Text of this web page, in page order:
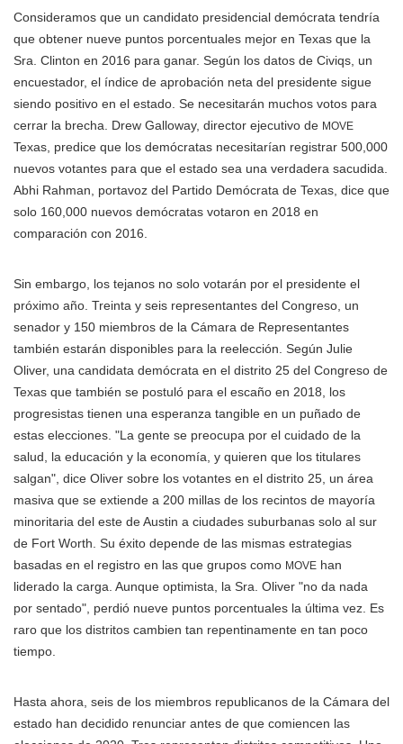
Consideramos que un candidato presidencial demócrata tendría
que obtener nueve puntos porcentuales mejor en Texas que la
Sra. Clinton en 2016 para ganar. Según los datos de Civiqs, un
encuestador, el índice de aprobación neta del presidente sigue
siendo positivo en el estado. Se necesitarán muchos votos para
cerrar la brecha. Drew Galloway, director ejecutivo de MOVE
Texas, predice que los demócratas necesitarían registrar 500,000
nuevos votantes para que el estado sea una verdadera sacudida.
Abhi Rahman, portavoz del Partido Demócrata de Texas, dice que
solo 160,000 nuevos demócratas votaron en 2018 en
comparación con 2016.
Sin embargo, los tejanos no solo votarán por el presidente el
próximo año. Treinta y seis representantes del Congreso, un
senador y 150 miembros de la Cámara de Representantes
también estarán disponibles para la reelección. Según Julie
Oliver, una candidata demócrata en el distrito 25 del Congreso de
Texas que también se postuló para el escaño en 2018, los
progresistas tienen una esperanza tangible en un puñado de
estas elecciones. "La gente se preocupa por el cuidado de la
salud, la educación y la economía, y quieren que los titulares
salgan", dice Oliver sobre los votantes en el distrito 25, un área
masiva que se extiende a 200 millas de los recintos de mayoría
minoritaria del este de Austin a ciudades suburbanas solo al sur
de Fort Worth. Su éxito depende de las mismas estrategias
basadas en el registro en las que grupos como MOVE han
liderado la carga. Aunque optimista, la Sra. Oliver "no da nada
por sentado", perdió nueve puntos porcentuales la última vez. Es
raro que los distritos cambien tan repentinamente en tan poco
tiempo.
Hasta ahora, seis de los miembros republicanos de la Cámara del
estado han decidido renunciar antes de que comiencen las